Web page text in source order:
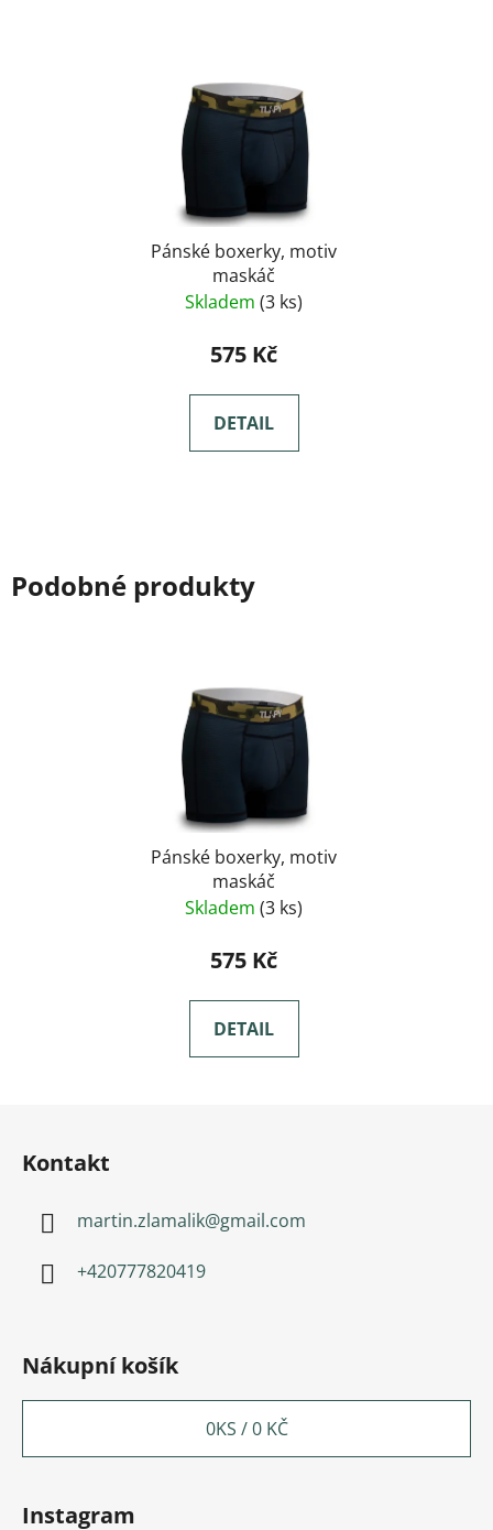
Pánské boxerky, motiv
maskáč
Skladem (3 ks)
575 Kč
DETAIL
Podobné produkty
Pánské boxerky, motiv
maskáč
Skladem (3 ks)
575 Kč
DETAIL
Kontakt
martin.zlamalik@gmail.com
+420777820419
Nákupní košík
0KS /0 KČ
Instagram